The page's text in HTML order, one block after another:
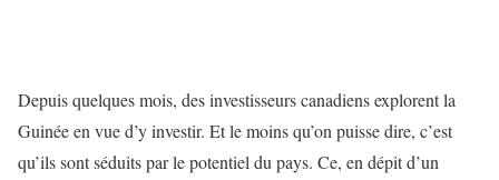
Depuis quelques mois, des investisseurs canadiens explorent la
Guinée en vue d’y investir. Et le moins qu’on puisse dire, c’est
qu’ils sont séduits par le potentiel du pays. Ce, en dépit d’un